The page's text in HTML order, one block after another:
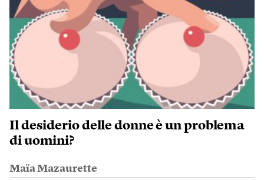
Il desiderio delle donne è un problema
di uomini?
Maïa Mazaurette